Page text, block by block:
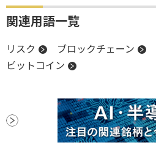
関連用語一覧
リスク ブロックチェーン
ビットコイン